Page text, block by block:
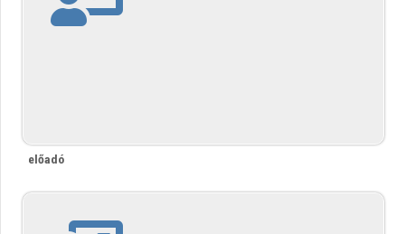
Bejelentkezés
Intézmények
előadó